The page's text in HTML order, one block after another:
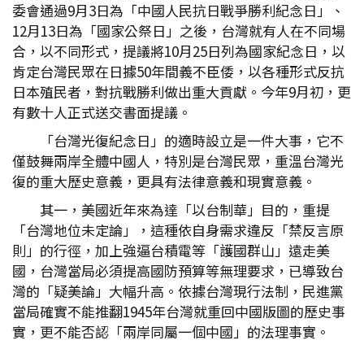
委會通過9月3日為「中國人民抗日戰爭勝利紀念日」、
12月13日為「國家公祭日」之後，台灣就有人在不同場
合，以不同形式，提議將10月25日列為國家紀念日，以
肯定台灣民眾在日據50年間義不臣倭，以各種形式反抗
日本殖民者，對抗戰勝利做出重大貢獻。今年9月初，更
有數十人正式送交書面提議。
「台灣光復紀念日」的適時設立是一件大事，它不
僅鼓舞兩岸全體中國人，特別是台灣民眾，重溫台灣光
復的重大歷史意義，更具有法律意義和現實意義。
其一，美國近年來為達「以台制華」目的，重提
「台灣地位未定論」，這種依自身需求違反「禁反言原
則」的行徑，加上強逼台積電等「護國群山」遠走美
國，台灣當局必須提高國防預算等無理要求，已導致台
灣的「疑美論」大幅升高。依據台灣現行法制，民進黨
當局確實不能推翻1945年台灣就重回中國版圖的歷史事
實，更不能否認「兩岸同屬一個中國」的法理事實。